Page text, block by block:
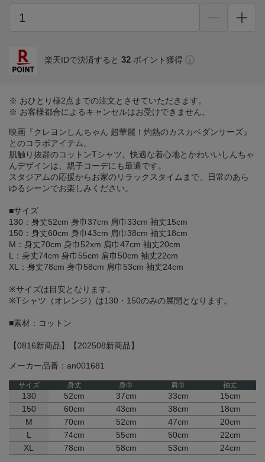
楽天IDで決済すると 32 ポイント獲得
※ おひとり様2点までの注文とさせていただきます。
※ お客様都合によるキャンセルはお受けできません。
映画『クレヨンしんちゃん 超華麗！灼熱のカスカベダンサーズ』
とのコラボアイテム。
肌触り抜群のコットンTシャツ。快適な着心地とかわいいしんちゃ
んデザインは、親子コーデにも最適です。
スタジアムの応援からお家のリラックスタイムまで、日常のあら
ゆるシーンでお楽しみください。
■サイズ
130：身丈52cm 身巾37cm 肩巾33cm 袖丈15cm
150：身丈60cm 身巾43cm 肩巾38cm 袖丈18cm
M：身丈70cm 身巾52xm 肩巾47cm 袖丈20cm
L：身丈74cm 身巾55cm 肩巾50cm 袖丈22cm
XL：身丈78cm 身巾58cm 肩巾53cm 袖丈24cm
※サイズは目安となります。
※Tシャツ（オレンジ）は130・150のみの展開となります。
■素材：コットン
【0816新商品】【202508新商品】
メーカー品番：an001681
サイズ 身丈 身巾 肩巾 袖丈
130 52cm 37cm 33cm
15cm
150
60cm 43cm 38cm
18cm
M
70cm 52cm 47cm
20cm
L
74cm 55cm 50cm
22cm
XL
78cm 58cm 53cm 24cm